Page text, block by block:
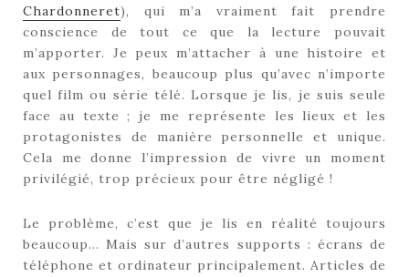
Chardonneret), qui m’a vraiment fait prendre
conscience de tout ce que la lecture pouvait
m’apporter. Je peux m’attacher à une histoire et
aux personnages, beaucoup plus qu’avec n’importe
quel film ou série télé. Lorsque je lis, je suis seule
face au texte ; je me représente les lieux et les
protagonistes de manière personnelle et unique.
Cela me donne l’impression de vivre un moment
privilégié, trop précieux pour être négligé !
Le problème, c’est que je lis en réalité toujours
beaucoup… Mais sur d’autres supports : écrans de
téléphone et ordinateur principalement. Articles de